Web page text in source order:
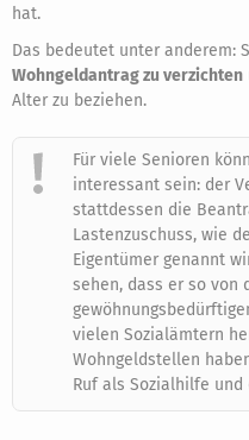
hat.
Das bedeutet unter anderem:
Wohngeldantrag zu verzichten
Alter zu beziehen.
Für viele Senioren
interessant sein: der
stattdessen die
Lastenzuschuss, wie
Eigentümer genannt
sehen, dass er so von
vielen Sozialämtern
Wohngeldstellen
Ruf als Sozialhilfe und